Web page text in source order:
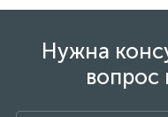
Нужна
вопрос